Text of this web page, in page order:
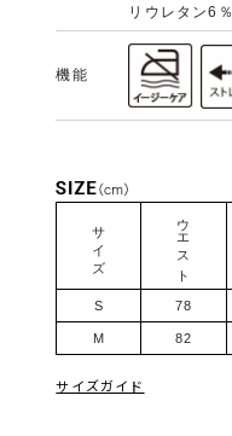
リウレタン6％
機能
サイズ ウエスト
S 78
M 82
サイズガイド